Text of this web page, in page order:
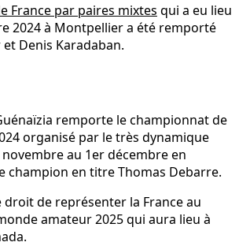
France par paires mixtes qui a eu lieu
2024 à Montpellier a été remporté
Denis Karadaban.
remporte le championnat de
organisé par le très dynamique
au 1er décembre en
champion en titre Thomas Debarre.
droit de représenter la France au
amateur 2025 qui aura lieu à